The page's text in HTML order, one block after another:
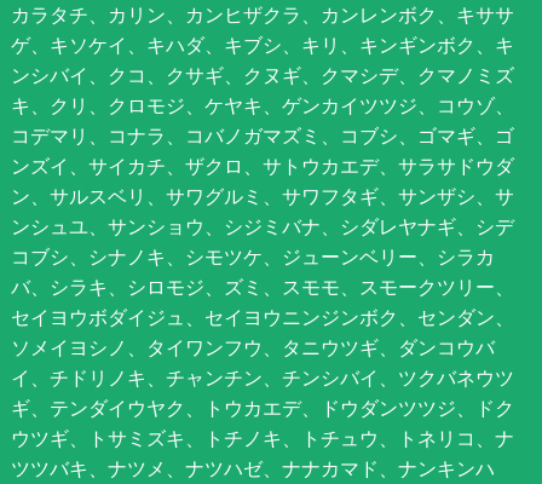
カラタチ、カリン、カンヒザクラ、カンレンボク、キササ
ゲ、キソケイ、キハダ、キブシ、キリ、キンギンボク、キ
ンシバイ、クコ、クサギ、クヌギ、クマシデ、クマノミズ
キ、クリ、クロモジ、ケヤキ、ゲンカイツツジ、コウゾ、
コデマリ、コナラ、コバノガマズミ、コブシ、ゴマギ、ゴ
ンズイ、サイカチ、ザクロ、サトウカエデ、サラサドウダ
ン、サルスベリ、サワグルミ、サワフタギ、サンザシ、サ
ンシュユ、サンショウ、シジミバナ、シダレヤナギ、シデ
コブシ、シナノキ、シモツケ、ジューンベリー、シラカ
バ、シラキ、シロモジ、ズミ、スモモ、スモークツリー、
セイヨウボダイジュ、セイヨウニンジンボク、センダン、
ソメイヨシノ、タイワンフウ、タニウツギ、ダンコウバ
イ、チドリノキ、チャンチン、チンシバイ、ツクバネウツ
ギ、テンダイウヤク、トウカエデ、ドウダンツツジ、ドク
ウツギ、トサミズキ、トチノキ、トチュウ、トネリコ、ナ
ツツバキ、ナツメ、ナツハゼ、ナナカマド、ナンキンハ